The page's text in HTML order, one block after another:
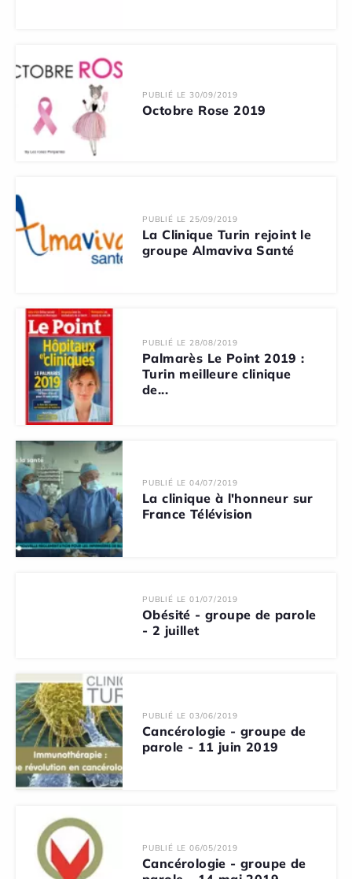
PUBLIÉ LE 30/09/2019
Octobre Rose 2019
PUBLIÉ LE 25/09/2019
La Clinique Turin rejoint le
groupe Almaviva Santé
PUBLIÉ LE 28/08/2019
Palmarès Le Point 2019 :
Turin meilleure clinique
de...
PUBLIÉ LE 04/07/2019
La clinique à l'honneur sur
France Télévision
PUBLIÉ LE 01/07/2019
Obésité - groupe de parole
- 2 juillet
PUBLIÉ LE 03/06/2019
Cancérologie - groupe de
parole - 11 juin 2019
PUBLIÉ LE 06/05/2019
Cancérologie - groupe de